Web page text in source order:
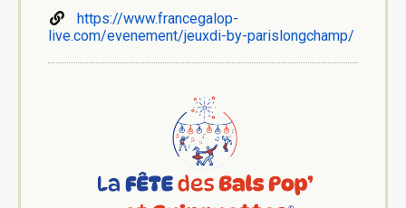
https://www.francegalop-
live.com/evenement/jeuxdi-by-parislongchamp/